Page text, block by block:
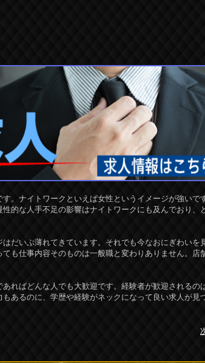
。ナイトワークといえば女性というイメージが強いで
的な人手不足の影響はナイトワークにも及んでおり、
だいぶ薄れてきています。それでも今なおにぎわいを
も仕事内容そのものは一般職と変わりありません。店
あればどんな人でも大歓迎です。経験者が歓迎されるの
あるのに、学歴や経験がネックになって良い求人が見